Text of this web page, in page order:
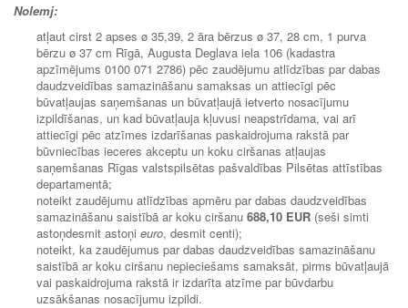
Nolemj:
atļaut cirst 2 apses ø 35,39, 2 āra bērzus ø 37, 28 cm, 1 purva
bērzu ø 37 cm Rīgā, Augusta Deglava iela 106 (kadastra
apzīmējums 0100 071 2786) pēc zaudējumu atlīdzības par dabas
daudzveidības samazināšanu samaksas un attiecīgi pēc
būvatļaujas saņemšanas un būvatļaujā ietverto nosacījumu
izpildīšanas, un kad būvatļauja kļuvusi neapstrīdama, vai arī
attiecīgi pēc atzīmes izdarīšanas paskaidrojuma rakstā par
būvniecības ieceres akceptu un koku ciršanas atļaujas
saņemšanas Rīgas valstspilsētas pašvaldības Pilsētas attīstības
departamentā;
noteikt zaudējumu atlīdzības apmēru par dabas daudzveidības
samazināšanu saistībā ar koku ciršanu 688,10 EUR (seši simti
astoņdesmit astoņi euro, desmit centi);
noteikt, ka zaudējumus par dabas daudzveidības samazināšanu
saistībā ar koku ciršanu nepieciešams samaksāt, pirms būvatļaujā
vai paskaidrojuma rakstā ir izdarīta atzīme par būvdarbu
uzsākšanas nosacījumu izpildi.